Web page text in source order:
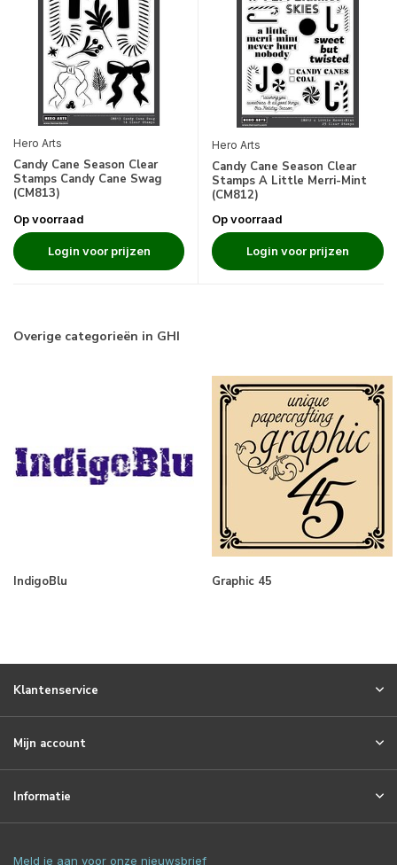
Hero Arts
Candy Cane Season Clear
Stamps Candy Cane Swag
(CM813)
Op voorraad
Login voor prijzen
Hero Arts
Candy Cane Season Clear
Stamps A Little Merri-Mint
(CM812)
Op voorraad
Login voor prijzen
Overige categorieën in GHI
IndigoBlu Graphic 45
Klantenservice
Mijn account
Informatie
Meld je aan voor onze nieuwsbrief